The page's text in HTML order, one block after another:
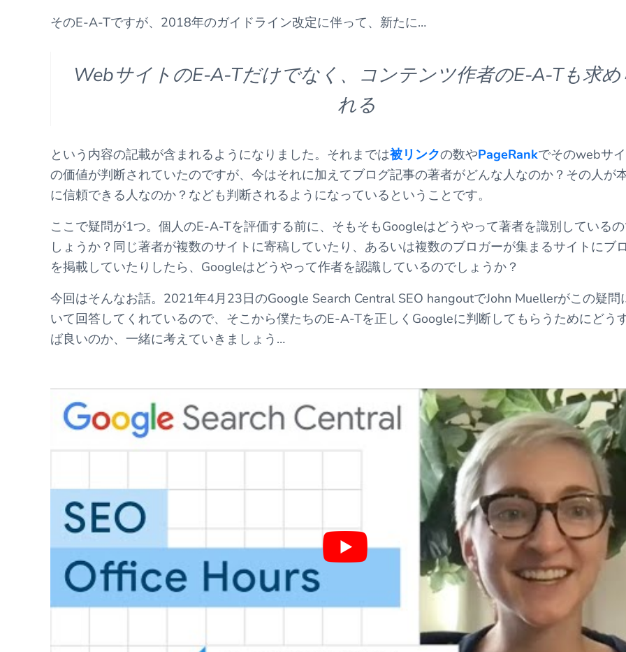
そのE-A-Tですが、2018年のガイドライン改定に伴って、新たに…
WebサイトのE-A-Tだけでなく、コンテンツ作者のE-A-Tも求め
れる
という内容の記載が含まれるようになりました。それまでは被リンクの数やPageRankでそのwebサ
の価値が判断されていたのですが、今はそれに加えてブログ記事の著者がどんな人なのか？その人が
に信頼できる人なのか？なども判断されるようになっているということです。
ここで疑問が1つ。個人のE-A-Tを評価する前に、そもそもGoogleはどうやって著者を識別している
しょうか？同じ著者が複数のサイトに寄稿していたり、あるいは複数のブロガーが集まるサイトにブ
を掲載していたりしたら、Googleはどうやって作者を認識しているのでしょうか？
今回はそんなお話。2021年4月23日のGoogle Search Central SEO hangoutでJohn Muellerがこの疑問
いて回答してくれているので、そこから僕たちのE-A-Tを正しくGoogleに判断してもらうためにどう
ば良いのか、一緒に考えていきましょう…